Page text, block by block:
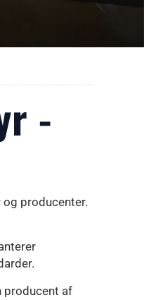
-
producenter.
producent af